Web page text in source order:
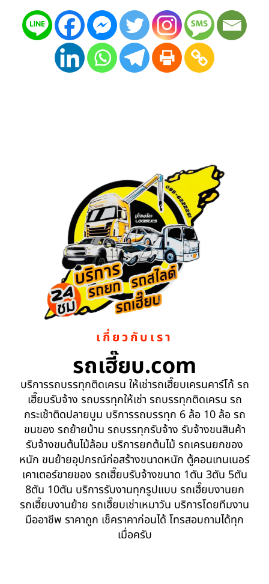
เกี่ยวกับเรา
รถเฮี๊ยบ.com
บริการรถบรรทุกติดเครน ให้เช่ารถเฮี๊ยบเครนคาร์โก้ รถ
เฮี๊ยบรับจ้าง รถบรรทุกให้เช่า รถบรรทุกติดเครน รถ
กระเช้าติดปลายบูม บริการรถบรรทุก 6 ล้อ 10 ล้อ รถ
ขนของ รถย้ายบ้าน รถบรรทุกรับจ้าง รับจ้างขนสินค้า
รับจ้างขนต้นไม้ล้อม บริการยกต้นไม้ รถเครนยกของ
หนัก ขนย้ายอุปกรณ์ก่อสร้างขนาดหนัก ตู้คอนเทนเนอร์
เคาเตอร์ขายของ รถเฮี๊ยบรับจ้างขนาด 1ตัน 3ตัน 5ตัน
8ตัน 10ตัน บริการรับงานทุกรูปแบบ รถเฮี๊ยบงานยก
รถเฮี๊ยบงานย้าย รถเฮี๊ยบเช่าเหมาวัน บริการโดยทีมงาน
มืออาชีพ ราคาถูก เช็คราคาก่อนได้ โทรสอบถามได้ทุก
เมื่อครับ